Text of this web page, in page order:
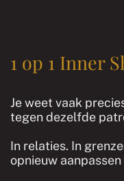
1 op 1 Inner
Je weet vaak
tegen dezelfde
In relaties. In
opnieuw aanpassen